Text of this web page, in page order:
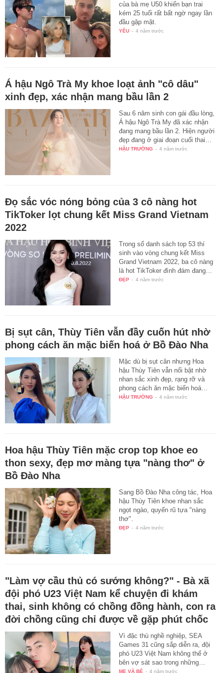
của bà mẹ U50 khiến bạn trai
kém 25 tuổi rất bất ngờ ngay lần
đầu gặp mặt.
YÊU - 4 năm trước
Á hậu Ngô Trà My khoe loạt ảnh "cô dâu"
xinh đẹp, xác nhận mang bầu lần 2
Sau 6 năm sinh con gái đầu lòng,
Á hậu Ngô Trà My đã xác nhận
đang mang bầu lần 2. Hiện người
đẹp đang ở giai đoạn cuối thai…
HẬU TRƯỜNG - 4 năm trước
Đọ sắc vóc nóng bỏng của 3 cô nàng hot
TikToker lọt chung kết Miss Grand Vietnam
2022
Trong số danh sách top 53 thí
sinh vào vòng chung kết Miss
Grand Vietnam 2022, ba cô nàng
là hot TikToker đình đám đang…
ĐẸP - 4 năm trước
Bị sụt cân, Thùy Tiên vẫn đầy cuốn hút nhờ
phong cách ăn mặc biến hoá ở Bồ Đào Nha
Mặc dù bị sụt cân nhưng Hoa
hậu Thùy Tiên vẫn nổi bật nhờ
nhan sắc xinh đẹp, rạng rỡ và
phong cách ăn mặc biến hoá…
HẬU TRƯỜNG - 4 năm trước
Hoa hậu Thùy Tiên mặc crop top khoe eo
thon sexy, đẹp mơ màng tựa "nàng thơ" ở
Bồ Đào Nha
Sang Bồ Đào Nha công tác, Hoa
hậu Thùy Tiên khoe nhan sắc
ngọt ngào, quyến rũ tựa "nàng
thơ".
ĐẸP - 4 năm trước
"Làm vợ cầu thủ có sướng không?" - Bà xã
đội phó U23 Việt Nam kể chuyện đi khám
thai, sinh không có chồng đồng hành, con ra
đời chồng cũng chỉ được về gặp phút chốc
Vì đặc thù nghề nghiệp, SEA
Games 31 cũng sắp diễn ra, đội
phó U23 Việt Nam không thể ở
bên vợ sát sao trong những…
MẸ VÀ BÉ - 4 năm trước